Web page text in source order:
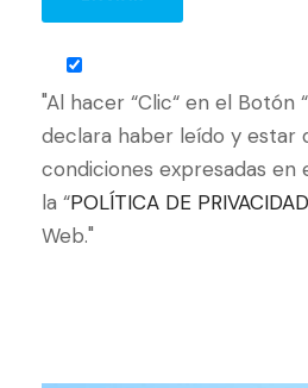
"Al hacer “Clic“ en el Botón
declara haber leído y estar
condiciones expresadas en
la “POLÍTICA DE PRIVACIDAD
Web."